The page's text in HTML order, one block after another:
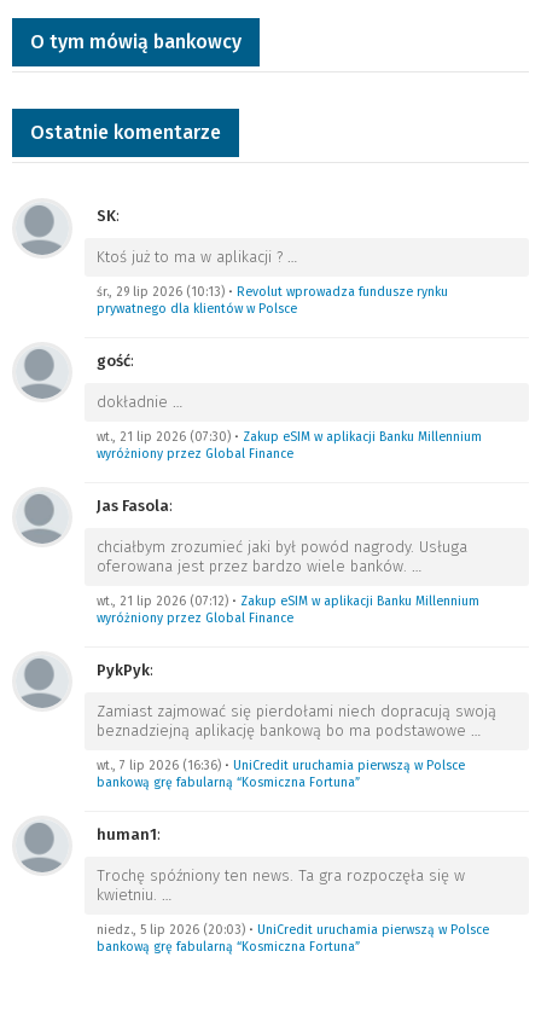
O tym mówią bankowcy
Ostatnie komentarze
SK:
Ktoś już to ma w aplikacji ? …
śr., 29 lip 2026 (10:13) • Revolut wprowadza fundusze rynku
prywatnego dla klientów w Polsce
gość:
dokładnie …
wt., 21 lip 2026 (07:30) • Zakup eSIM w aplikacji Banku Millennium
wyróżniony przez Global Finance
Jas Fasola:
chciałbym zrozumieć jaki był powód nagrody. Usługa
oferowana jest przez bardzo wiele banków. …
wt., 21 lip 2026 (07:12) • Zakup eSIM w aplikacji Banku Millennium
wyróżniony przez Global Finance
PykPyk:
Zamiast zajmować się pierdołami niech dopracują swoją
beznadziejną aplikację bankową bo ma podstawowe …
wt., 7 lip 2026 (16:36) • UniCredit uruchamia pierwszą w Polsce
bankową grę fabularną “Kosmiczna Fortuna”
human1:
Trochę spóźniony ten news. Ta gra rozpoczęła się w
kwietniu. …
niedz., 5 lip 2026 (20:03) • UniCredit uruchamia pierwszą w Polsce
bankową grę fabularną “Kosmiczna Fortuna”